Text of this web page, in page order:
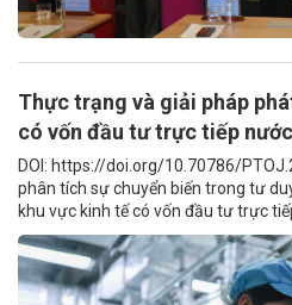
Thực trạng và giải pháp
có vốn đầu tư trực tiếp
DOI: https://doi.org/10.70786/
phân tích sự chuyển biến trong tư
khu vực kinh tế có vốn đầu tư trực